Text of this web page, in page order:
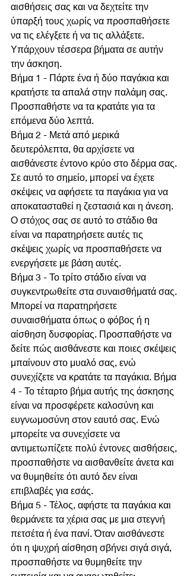
αισθήσεις σας και να δεχτείτε την
ύπαρξή τους χωρίς να προσπαθήσετε
να τις ελέγξετε ή να τις αλλάξετε.
Υπάρχουν τέσσερα βήματα σε αυτήν
την άσκηση.
Βήμα 1 - Πάρτε ένα ή δύο παγάκια και
κρατήστε τα απαλά στην παλάμη σας.
Προσπαθήστε να τα κρατάτε για τα
επόμενα δύο λεπτά.
Βήμα 2 - Μετά από μερικά
δευτερόλεπτα, θα αρχίσετε να
αισθάνεστε έντονο κρύο στο δέρμα σας.
Σε αυτό το σημείο, μπορεί να έχετε
σκέψεις να αφήσετε τα παγάκια για να
αποκατασταθεί η ζεστασιά και η άνεση.
Ο στόχος σας σε αυτό το στάδιο θα
είναι να παρατηρήσετε αυτές τις
σκέψεις χωρίς να προσπαθήσετε να
ενεργήσετε με βάση αυτές.
Βήμα 3 - Το τρίτο στάδιο είναι να
συγκεντρωθείτε στα συναισθήματά σας.
Μπορεί να παρατηρήσετε
συναισθήματα όπως ο φόβος ή η
αίσθηση δυσφορίας. Προσπαθήστε να
δείτε πώς αισθάνεστε και ποιες σκέψεις
μπαίνουν στο μυαλό σας, ενώ
συνεχίζετε να κρατάτε τα παγάκια. Βήμα
4 - Το τέταρτο βήμα αυτής της άσκησης
είναι να προσφέρετε καλοσύνη και
ευγνωμοσύνη στον εαυτό σας. Ενώ
μπορείτε να συνεχίσετε να
αντιμετωπίζετε πολύ έντονες αισθήσεις,
προσπαθήστε να αισθανθείτε άνετα και
να θυμηθείτε ότι αυτό δεν είναι
επιβλαβές για εσάς.
Βήμα 5 - Τέλος, αφήστε τα παγάκια και
θερμάνετε τα χέρια σας με μια στεγνή
πετσέτα ή ένα πανί. Όταν αισθάνεστε
ότι η ψυχρή αίσθηση σβήνει σιγά σιγά,
προσπαθήστε να θυμηθείτε την